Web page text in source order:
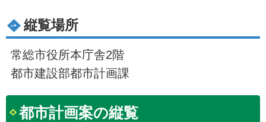
縦覧場所
常総市役所本庁舎2階
都市建設部都市計画課
都市計画案の縦覧